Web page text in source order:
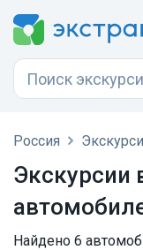
Россия
Экскурсии
Найдено 6